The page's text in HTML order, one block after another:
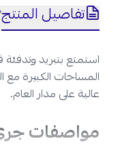
تفاصيل المنتج
استمتع بتبريد وتدفئة
المساحات الكبيرة مع
عالية على مدار العام.
مواصفات جري مكيف